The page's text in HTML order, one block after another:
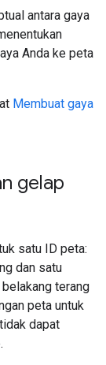
antara gaya
Anda ke peta
Membuat gaya
gelap
satu ID peta:
dan satu
terang
peta untuk
dapat